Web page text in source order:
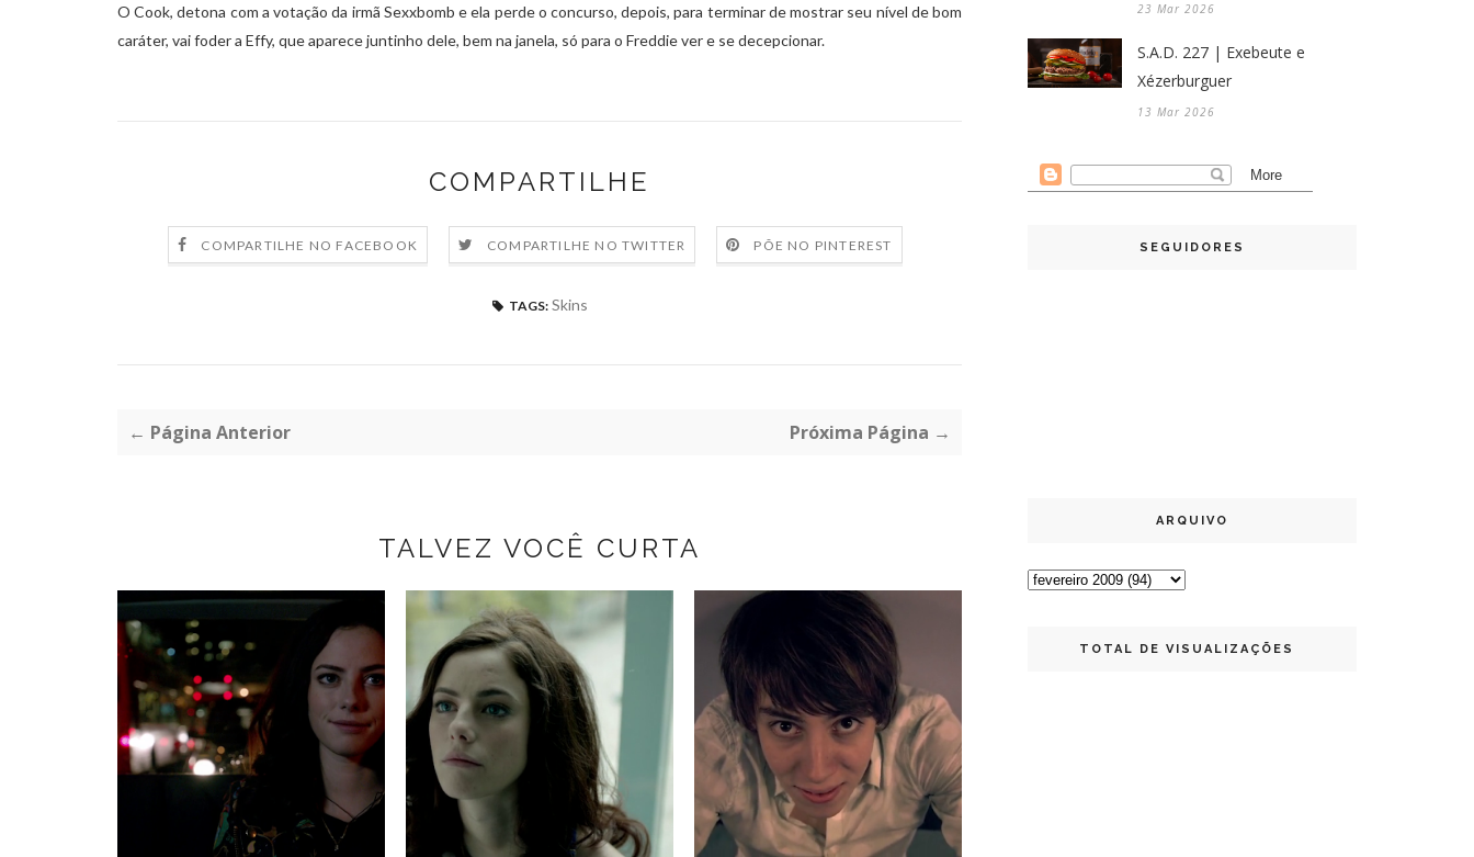
O Cook, detona com a votação da irmã Sexxbomb e ela perde o concurso, depois, para terminar de mostrar seu nível de bom
caráter, vai foder a Effy, que aparece juntinho dele, bem na janela, só para o Freddie ver e se decepcionar.
COMPARTILHE
COMPARTILHE NO FACEBOOK COMPARTILHE NO TWITTER PÕE NO PINTEREST
TAGS: Skins
← Página Anterior Próxima Página →
TALVEZ VOCÊ CURTA
23 Mar 2026
S.A.D. 227 | Exebeute e
Xézerburguer
13 Mar 2026
SEGUIDORES
ARQUIVO
TOTAL DE VISUALIZAÇÕES